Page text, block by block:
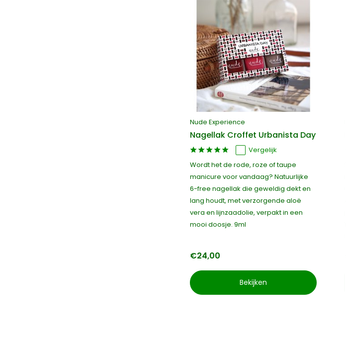
Nude Experience
Nagellak Croffet Urbanista Day
Vergelijk
Wordt het de rode, roze of taupe
manicure voor vandaag? Natuurlijke
6-free nagellak die geweldig dekt en
lang houdt, met verzorgende aloë
vera en lijnzaadolie, verpakt in een
mooi doosje. 9ml
€24,00
Bekijken